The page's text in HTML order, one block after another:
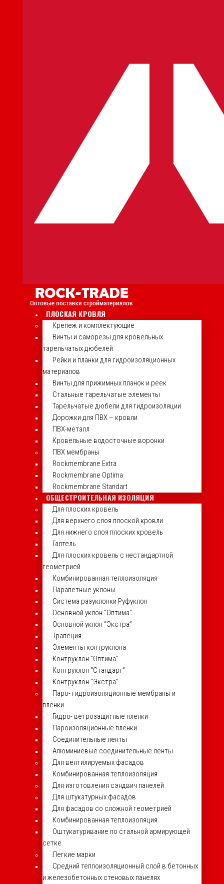
ПЛОСКАЯ КРОВЛЯ
Крепеж и комплектующие
Винты и саморезы для кровельных
тарельчатых дюбелей
Рейки и планки для гидроизоляционных
материалов
Винты для прижимных планок и реек
Стальные тарельчатые элементы
Тарельчатые дюбели для гидроизоляции
Дорожки для ПВХ – кровли
ПВХ-металл
Кровельные водосточные воронки
ПВХ мембраны
Rockmembrane Extra
Rockmembrane Optima
Rockmembrane Standart
ОБЩЕСТРОИТЕЛЬНАЯ ИЗОЛЯЦИЯ
Для плоских кровель
Для верхнего слоя плоской кровли
Для нижнего слоя плоских кровель
Галтель
Для плоских кровель с нестандартной
геометрией
Комбинированная теплоизоляция
Парапетные уклоны
Система разуклонки Руфуклон
Основной уклон “Оптима”
Основной уклон “Экстра”
Трапеция
Элементы контруклона
Контруклон “Оптима”
Контруклон “Стандарт”
Контруклон “Экстра”
Паро- гидроизоляционные мембраны и
пленки
Гидро- ветрозащитные пленки
Пароизоляционные пленки
Соединительные ленты
Алюминиевые соединительные ленты
Для вентилируемых фасадов
Комбинированная теплоизоляция
Для изготовления сэндвич панелей
Для штукатурных фасадов
Для фасадов со сложной геометрией
Комбинированная теплоизоляция
Оштукатуривание по стальной армирующей
сетке
Легкие марки
Средний теплоизоляционный слой в бетонных
и железобетонных стеновых панелях